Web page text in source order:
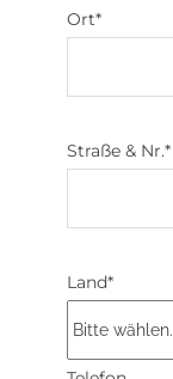
Ort*
Straße & Nr.*
Land*